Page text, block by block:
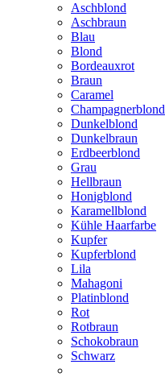
Aschblond
Aschbraun
Blau
Blond
Bordeauxrot
Braun
Caramel
Champagnerblond
Dunkelblond
Dunkelbraun
Erdbeerblond
Grau
Hellbraun
Honigblond
Karamellblond
Kühle Haarfarbe
Kupfer
Kupferblond
Lila
Mahagoni
Platinblond
Rot
Rotbraun
Schokobraun
Schwarz